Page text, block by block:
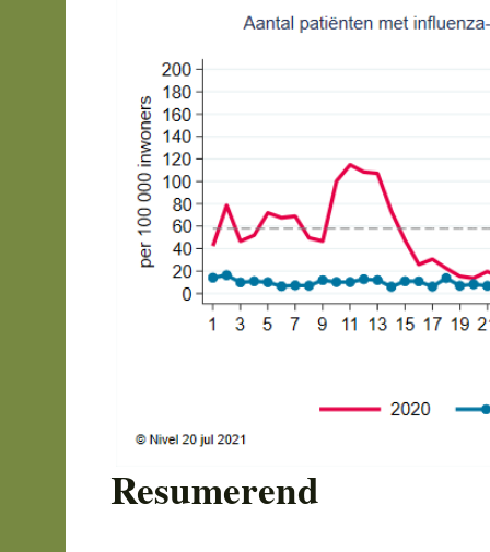
Resumerend